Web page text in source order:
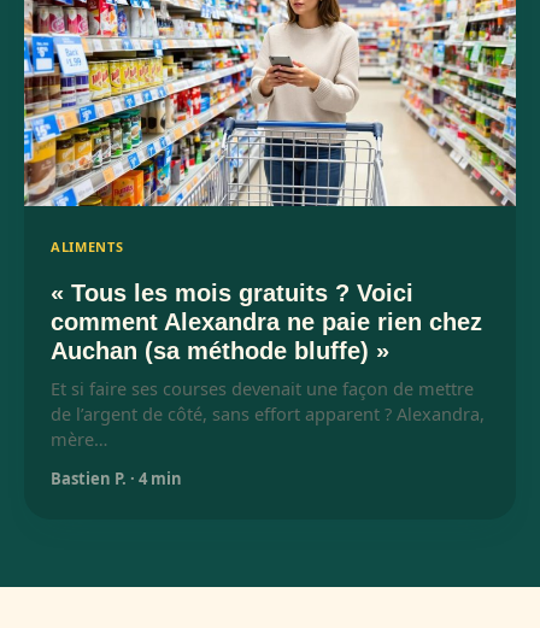
ALIMENTS
« Tous les mois gratuits ? Voici
comment Alexandra ne paie rien chez
Auchan (sa méthode bluffe) »
Et si faire ses courses devenait une façon de mettre
de l’argent de côté, sans effort apparent ? Alexandra,
mère…
Bastien P. · 4 min